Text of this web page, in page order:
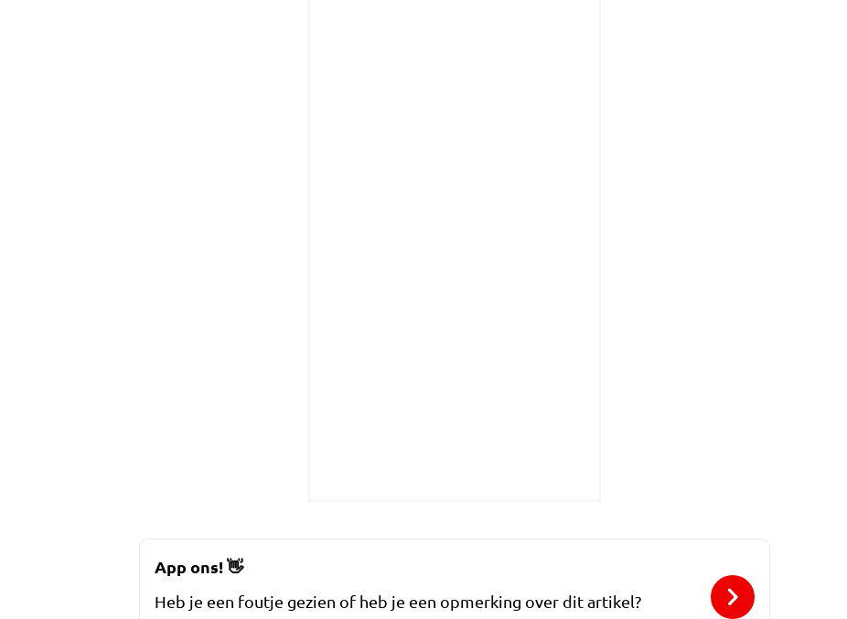
App ons! 👋
Heb je een foutje gezien of heb je een opmerking over dit artikel?